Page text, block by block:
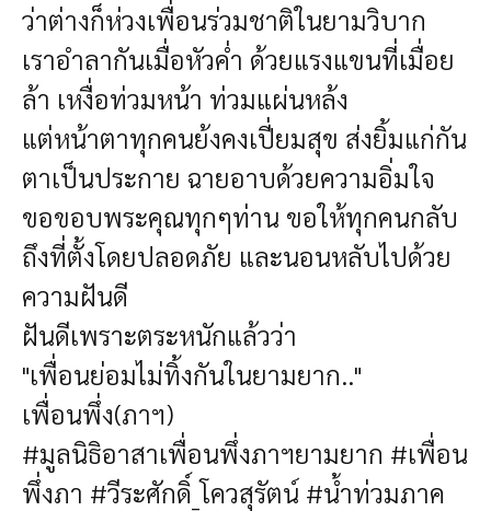
ว่าต่างก็ห่วงเพื่อนร่วมชาติในยามวิบาก
เราอำลากันเมื่อหัวค่ำ ด้วยแรงแขนที่เมื่อย
ล้า เหงื่อท่วมหน้า ท่วมแผ่นหล้ง
แต่หน้าตาทุกคนย้งคงเปี่ยมสุข ส่งยิ้มแก่กัน
ตาเป็นประกาย ฉายอาบด้วยความอิ่มใจ
ขอขอบพระคุณทุกๆท่าน ขอให้ทุกคนกลับ
ถึงที่ตั้งโดยปลอดภัย และนอนหลับไปด้วย
ความฝันดี
ฝันดีเพราะตระหนักแล้วว่า
"เพื่อนย่อมไม่ทิ้งกันในยามยาก.."
เพื่อนพึ่ง(ภาฯ)
#มูลนิธิอาสาเพื่อนพึ่งภาฯยามยาก #เพื่อน
พึ่งภา #วีระศักดิ์_โควสุรัตน์ #น้ำท่วมภาค